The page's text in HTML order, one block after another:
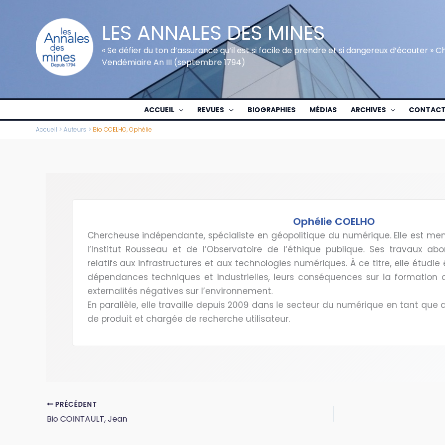
LES ANNALES DES MINES
« Se défier du ton d’assurance qu’il est si facile de prendre et si dangereux d’écouter »
Vendémiaire An III (septembre 1794)
ACCUEIL REVUES BIOGRAPHIES MÉDIAS ARCHIVES CONTACT
Accueil Auteurs Bio COELHO, Ophélie
Ophélie COELHO
Chercheuse indépendante, spécialiste en géopolitique du numérique. Elle est
l’Institut Rousseau et de l’Observatoire de l’éthique publique. Ses travaux
relatifs aux infrastructures et aux technologies numériques. À ce titre, elle
dépendances techniques et industrielles, leurs conséquences sur la
externalités négatives sur l’environnement.
En parallèle, elle travaille depuis 2009 dans le secteur du numérique en tant
de produit et chargée de recherche utilisateur.
PRÉCÉDENT
Bio COINTAULT, Jean